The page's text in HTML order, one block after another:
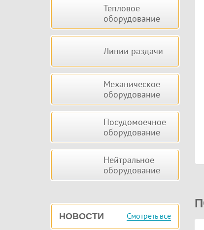
Тепловое
оборудование
Линии раздачи
Механическое
оборудование
Посудомоечное
оборудование
Нейтральное
оборудование
НОВОСТИ Смотреть все